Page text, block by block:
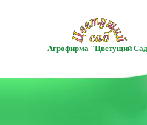
Агрофирма "Цветущий